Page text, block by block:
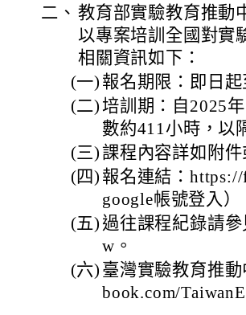
二、 教育部實驗教育推動
以專案培訓全國對實
相關資訊如下：
(一) 報名期限：即日
(二) 培訓期：自2025
數約411小時，以
(三)課程內容詳如附
(四) 報名連結：
google帳號登入）
(五) 過往課程紀錄請
w。
(六) 臺灣實驗教育推
book.com/